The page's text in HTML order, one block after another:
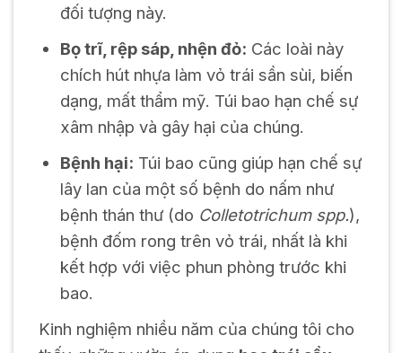
đối tượng này.
Bọ trĩ, rệp sáp, nhện đỏ: Các loài này
chích hút nhựa làm vỏ trái sần sùi, biến
dạng, mất thẩm mỹ. Túi bao hạn chế sự
xâm nhập và gây hại của chúng.
Bệnh hại: Túi bao cũng giúp hạn chế sự
lây lan của một số bệnh do nấm như
bệnh thán thư (do Colletotrichum spp.),
bệnh đốm rong trên vỏ trái, nhất là khi
kết hợp với việc phun phòng trước khi
bao.
Kinh nghiệm nhiều năm của chúng tôi cho